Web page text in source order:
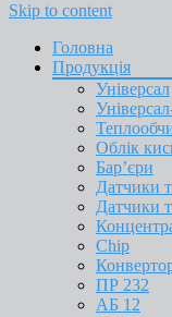
Skip to content
Головна
Продукція
Універсал
Облік
Бар’єри
Датчики
Датчики
Chip
ПР 232
АБ 12